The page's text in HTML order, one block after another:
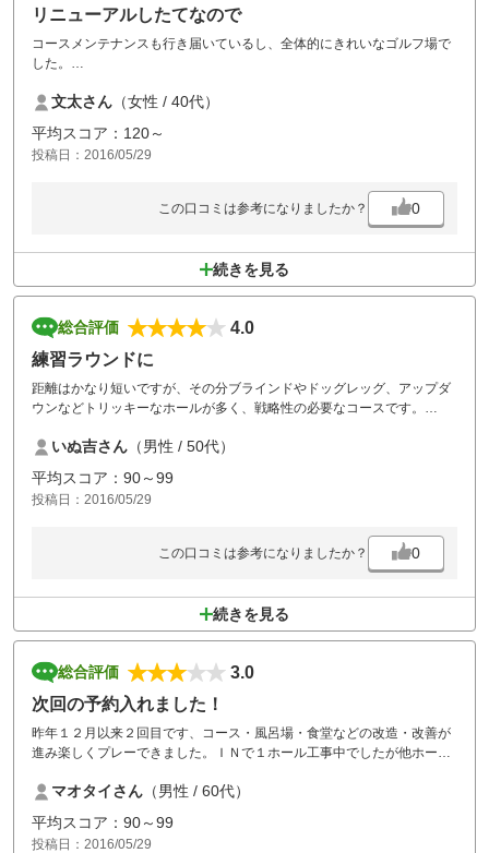
リニューアルしたてなので
コースメンテナンスも行き届いているし、全体的にきれいなゴルフ場で
した。
が出やすいのかなー？と思います。
暑い日だったので、フリーのドリンクバーは有難かったです。
文太さん （女性 / 40代）
平均スコア：120～
投稿日：2016/05/29
この口コミは参考になりましたか？ 0
続きを見る
総合評価
4.0
練習ラウンドに
距離はかなり短いですが、その分ブラインドやドッグレッグ、アップダ
ウンなどトリッキーなホールが多く、戦略性の必要なコースです。
なっていました。
コースメンテはこの料金としては十分で、自分のボールマークも直せな
い不届きゴルファーさえいなければ、グリーンの状態も◎です。
都心部や横浜方面からはやや遠いのが難点ですが、セルフサービスを取
入れて料金を抑えている点や、コースにＯＢの設定が無く（通常のＯＢ
なりまとめやすいと言ったことから、気軽に練習ラウンドで利用するの
あえて言うと、フロントマンの愛想の無さはサービス以前の問題なの
で、要改善かと。
いぬ吉さん （男性 / 50代）
平均スコア：90～99
投稿日：2016/05/29
この口コミは参考になりましたか？ 0
続きを見る
総合評価
3.0
次回の予約入れました！
昨年１２月以来２回目です、コース・風呂場・食堂などの改造・改善が
進み楽しくプレーできました。ＩＮで１ホール工事中でしたが他ホール
アンジュレーションもない、ＦＷは適度なドッグレッグホールはあった
がコントロールショットできれば良い結果が出る素直な設計になってい
る。初級者～中級者が楽しめます。仲間との次回の予約を入れました。
マオタイさん （男性 / 60代）
平均スコア：90～99
投稿日：2016/05/29